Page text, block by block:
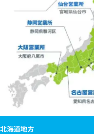
北海道地方